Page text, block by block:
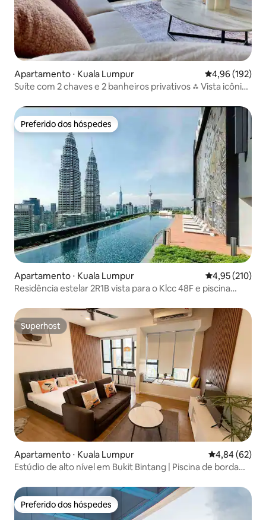
Apartamento ⋅ Kuala Lumpur 4,96 de uma
4,96 (192)
Suíte com 2 chaves e 2 banheiros privativos ⁂ Vista icônica
Preferido dos hóspedes
Preferido dos hóspedes
Apartamento ⋅ Kuala Lumpur 4,95 de uma
4,95 (210)
Residência estelar 2R1B vista para o Klcc 48F e piscina
Superhost
Superhost
Apartamento ⋅ Kuala Lumpur 4,84 de uma
4,84 (62)
Estúdio de alto nível em Bukit Bintang | Piscina de borda
Preferido dos hóspedes
Preferido dos hóspedes